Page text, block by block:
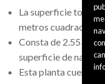
La superficie total
metros cuadrados.
Consta de 2.553
superficie de nave.
Esta planta cuenta